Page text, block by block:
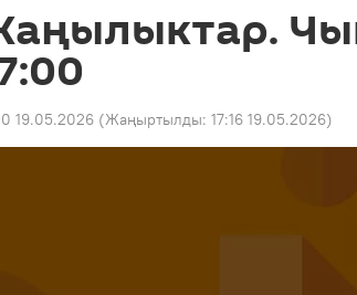
19.05.2026 (Жаңыртылды: 17:16 19.05.2026)